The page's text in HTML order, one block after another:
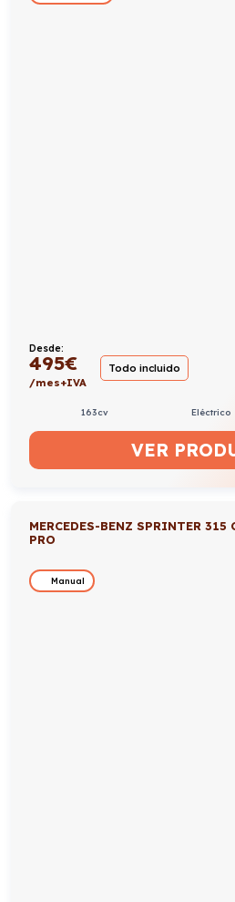
Desde:
495€
/mes+IVA
Todo incluido
163cv Eléctrico
VER
MERCEDES-BENZ SPRINTER 315
PRO
Manual